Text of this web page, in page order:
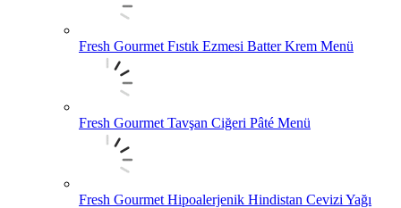
Fresh Gourmet Fıstık Ezmesi Batter Krem Menü
Fresh Gourmet Tavşan Ciğeri Pâté Menü
Fresh Gourmet Hipoalerjenik Hindistan Cevizi Yağı